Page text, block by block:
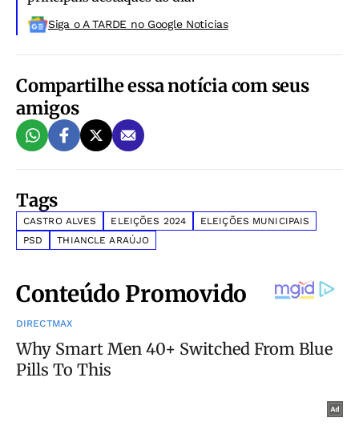
Siga o A TARDE no Google Noticias
Compartilhe essa notícia com seus
amigos
Tags
CASTRO ALVES ELEIÇÕES 2024
ELEIÇÕES MUNICIPAIS
PSD
THIANCLE ARAÚJO